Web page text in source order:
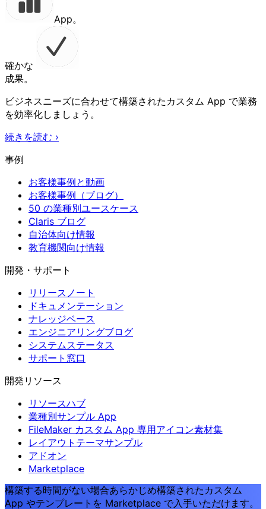
App。
確かな
成果。
ビジネスニーズに合わせて構築されたカスタム App で業務
を効率化しましょう。
続きを読む ›
事例
お客様事例と動画
お客様事例（ブログ）
50 の業種別ユースケース
Claris ブログ
自治体向け情報
教育機関向け情報
開発・サポート
リリースノート
ドキュメンテーション
ナレッジベース
エンジニアリングブログ
システムステータス
サポート窓口
開発リソース
リソースハブ
業種別サンプル App
FileMaker カスタム App 専用アイコン素材集
レイアウトテーマサンプル
アドオン
Marketplace
構築する時間がない場合あらかじめ構築されたカスタム
App やテンプレートを Marketplace で入手いただけます。